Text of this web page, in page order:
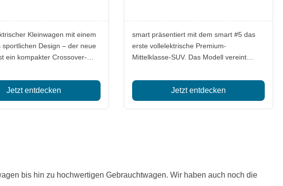
Kleinwagen mit einem
sportlichen Design – der neue
ein kompakter Crossover-
Mobility in München
und ist ab Dezember
Jetzt entdecken
smart präsentiert mit dem smart #5 das
erste vollelektrische Premium-
Mittelklasse-SUV. Das Modell vereint
modernes Design und ist ab sofort
bestellbar. Mit einer 800-Volt-Plattform
bietet der smart #5 eine herausragende
Jetzt entdecken
bis hin zu hochwertigen Gebrauchtwagen. Wir haben auch noch die